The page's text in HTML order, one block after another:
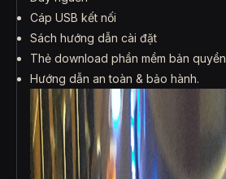
Cáp USB kết nối
Sách hướng dẫn cài đặt
Thẻ download phần mềm bản quyền
Hướng dẫn an toàn & bảo hành.